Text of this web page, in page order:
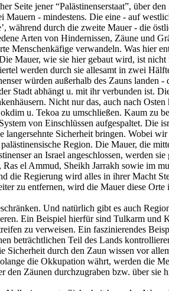
Seite jener “Palästinenserstaat”, über
- mindestens. Die eine - auf
während durch die zweite Mauer - die
Arten von Hindernissen, Zäune und
Menschenkäfige verwandeln. Was hier
Mauer, wie sie hier gebaut wird, ist
werden durch sie allesamt in zwei
würden außerhalb des Zauns landen
Stadt abhängt u. mit ihr verbunden ist.
Nicht nur das, auch nach
u. Tekoa zu umschließen. Kaum zu
von Einschlüssen aufgespaltet.
langersehnte Sicherheit bringen. Wobei
Region. Die Mauer, die
an Israel angeschlossen, werden
el Ammud, Sheikh Jarrakh sowie im
die Regierung wird alles in ihrer Macht
zu entfernen, wird die Mauer diese Orte
Und natürlich gibt es auch
Ein Beispiel hierfür sind Tulkarm
zu verweisen. Ein faszinierendes
beträchtlichen Teil des Lands
durch den Zaun wissen vor
die Okkupation währt, werden die
Zäunen durchzugraben bzw. über sie